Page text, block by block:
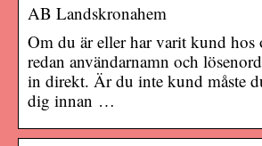
AB Landskronahem
Om du är eller har varit kund hos
redan användarnamn och
in direkt. Är du inte kund måste
dig innan …